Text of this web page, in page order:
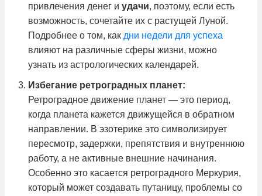
привлечения денег и удачи, поэтому, если есть
возможность, сочетайте их с растущей Луной.
Подробнее о том, как дни недели для успеха
влияют на различные сферы жизни, можно
узнать из астрологических календарей.
Избегание ретроградных планет:
Ретроградное движение планет — это период,
когда планета кажется движущейся в обратном
направлении. В эзотерике это символизирует
пересмотр, задержки, препятствия и внутреннюю
работу, а не активные внешние начинания.
Особенно это касается ретроградного Меркурия,
который может создавать путаницу, проблемы со